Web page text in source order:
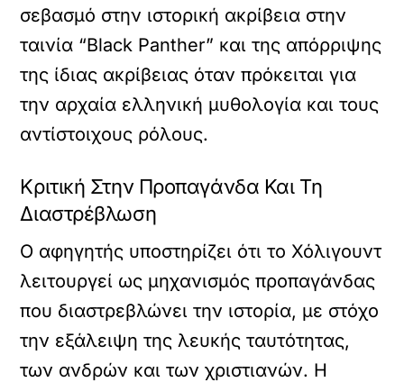
σεβασμό στην ιστορική ακρίβεια στην
ταινία “Black Panther” και της απόρριψης
της ίδιας ακρίβειας όταν πρόκειται για
την αρχαία ελληνική μυθολογία και τους
αντίστοιχους ρόλους.
Κριτική Στην Προπαγάνδα Και Τη
Διαστρέβλωση
Ο αφηγητής υποστηρίζει ότι το Χόλιγουντ
λειτουργεί ως μηχανισμός προπαγάνδας
που διαστρεβλώνει την ιστορία, με στόχο
την εξάλειψη της λευκής ταυτότητας,
των ανδρών και των χριστιανών. Η